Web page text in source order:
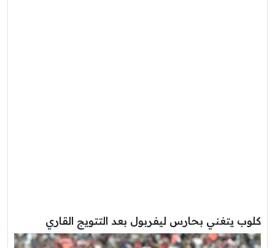
كلوب يتغني بحارس ليفربول بعد التتويج القاري